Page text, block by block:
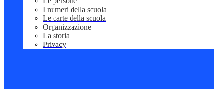
I numeri della scuola
Le carte della scuola
Organizzazione
La storia
Privacy